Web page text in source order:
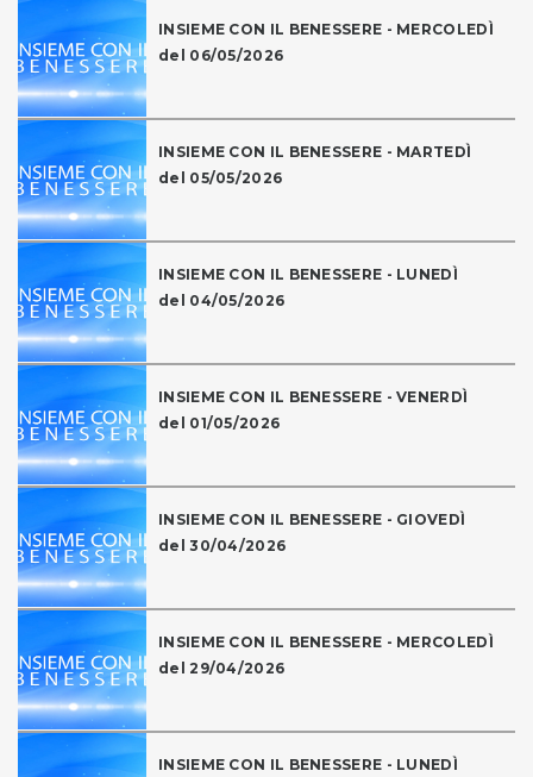
INSIEME CON IL BENESSERE - MERCOLEDÌ
del 06/05/2026
INSIEME CON IL BENESSERE - MARTEDÌ
del 05/05/2026
INSIEME CON IL BENESSERE - LUNEDÌ
del 04/05/2026
INSIEME CON IL BENESSERE - VENERDÌ
del 01/05/2026
INSIEME CON IL BENESSERE - GIOVEDÌ
del 30/04/2026
INSIEME CON IL BENESSERE - MERCOLEDÌ
del 29/04/2026
INSIEME CON IL BENESSERE - LUNEDÌ